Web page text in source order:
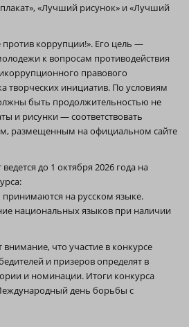
«Лучший рисунок» и «Лучший
коррупции!». Его цель —
к вопросам противодействия
правового
творческих инициатив. По условиям
быть продолжительностью не
и рисунки — соответствовать
размещенным на официальном сайте
до 1 октября 2026 года на
принимаются на русском языке.
национальных языков при наличии
что участие в конкурсе
и призеров определят в
и номинации. Итоги конкурса
день борьбы с